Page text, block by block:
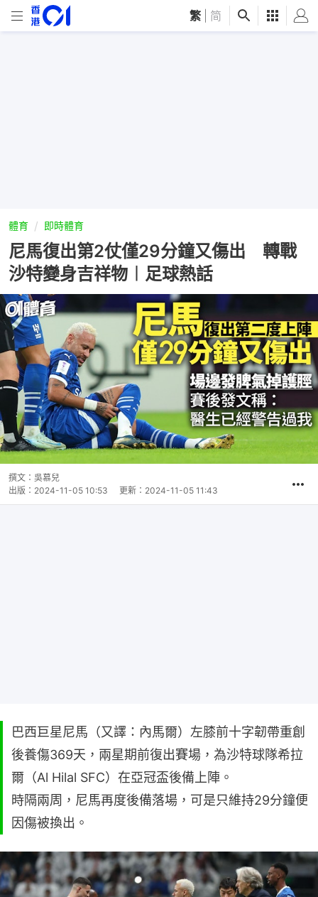
繁 简
體育 即時體育
尼馬復出第2仗僅29分鐘又傷出 轉戰
沙特變身吉祥物︱足球熱話
撰文： 吳慕兒
出版： 2024-11-05 10:53 更新： 2024-11-05 11:43
巴西巨星尼馬（又譯：內馬爾）左膝前十字韌帶重創
後養傷369天，兩星期前復出賽場，為沙特球隊希拉
爾（Al Hilal SFC）在亞冠盃後備上陣。
時隔兩周，尼馬再度後備落場，可是只維持29分鐘便
因傷被換出。